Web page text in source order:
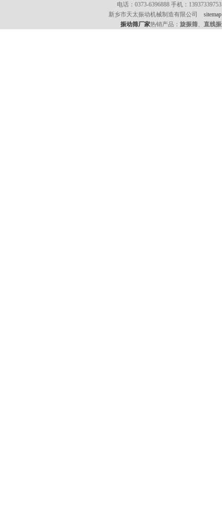
电话：0373-6396888 手机：
新乡市天太振动机械制造有限公司 sitemap
振动筛厂家热销产品： 旋振筛、 直线